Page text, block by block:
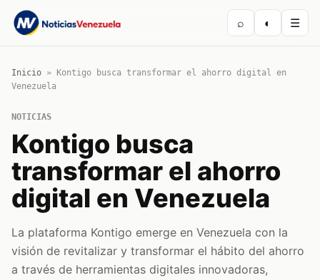
⌕ ◐ ☰
Inicio »
Kontigo busca transformar el ahorro digital en
Venezuela
NOTICIAS
Kontigo busca
transformar el ahorro
digital en Venezuela
La plataforma Kontigo emerge en Venezuela con la
visión de revitalizar y transformar el hábito del ahorro
a través de herramientas digitales innovadoras,